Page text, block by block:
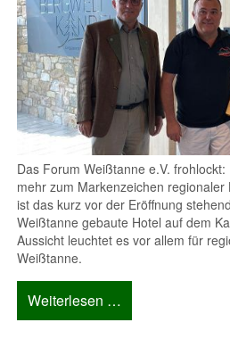
Das Forum Weißtanne e.V.
mehr zum Markenzeichen
ist das kurz vor der Eröffnung
Weißtanne gebaute Hotel auf dem
Aussicht leuchtet es vor allem für
Weißtanne.
Weiterlesen …